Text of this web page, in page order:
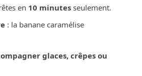
en 10 minutes seulement.
: la banane caramélise
glaces, crêpes ou